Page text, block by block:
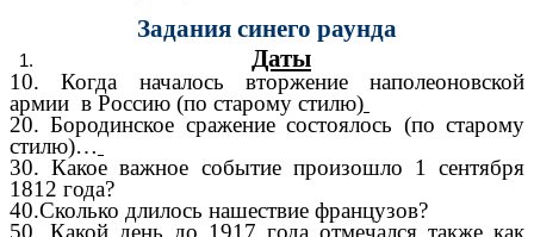
Задания синего раунда
Даты
10. Когда началось вторжение наполеоновской
армии в Россию (по старому стилю)
20. Бородинское сражение состоялось (по старому
стилю)…
30. Какое важное событие произошло 1 сентября
1812 года?
40.Сколько длилось нашествие французов?
50. Какой день до 1917 года отмечался также как